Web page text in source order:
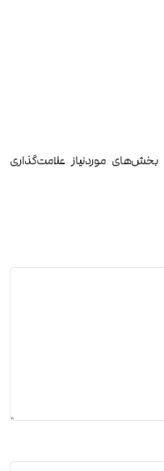
بخش‌های موردنیاز علامت‌گذاری